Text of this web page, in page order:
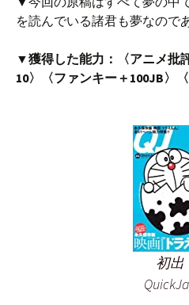
を読んでいる諸君も夢なので
▼獲得した能力：〈アニメ批
10〉〈ファンキー＋100JB〉
初出